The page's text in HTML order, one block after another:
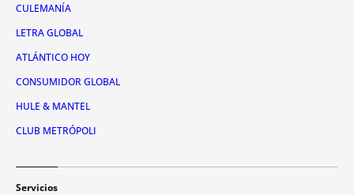
CULEMANÍA
LETRA GLOBAL
ATLÁNTICO HOY
CONSUMIDOR GLOBAL
HULE & MANTEL
CLUB METRÓPOLI
Servicios